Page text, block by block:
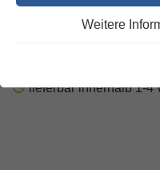
Weitere
Gott und das
Welt und Umwelt
lieferbar innerhalb 1-4